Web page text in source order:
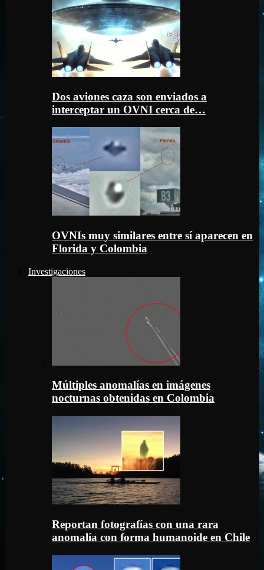
Dos aviones caza son enviados a
interceptar un OVNI cerca de…
OVNIs muy similares entre sí aparecen en
Florida y Colombia
Investigaciones
Múltiples anomalías en imágenes
nocturnas obtenidas en Colombia
Reportan fotografías con una rara
anomalía con forma humanoide en Chile